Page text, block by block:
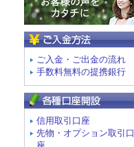
ご入金・ご出金の流れ
手数料無料の提携銀行
信用取引口座
先物・オプション取引口